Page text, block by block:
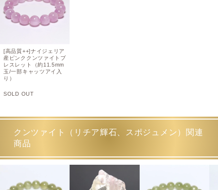
[高品質++]ナイジェリア
産ピンククンツァイトブ
レスレット（約11.5mm
玉/一部キャッツアイ入
り）
SOLD OUT
クンツァイト（リチア輝石、スポジュメン）関連
商品